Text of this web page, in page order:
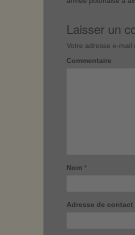
Laisser un
Votre adresse e-mail
Commentaire
Nom *
Adresse de contact